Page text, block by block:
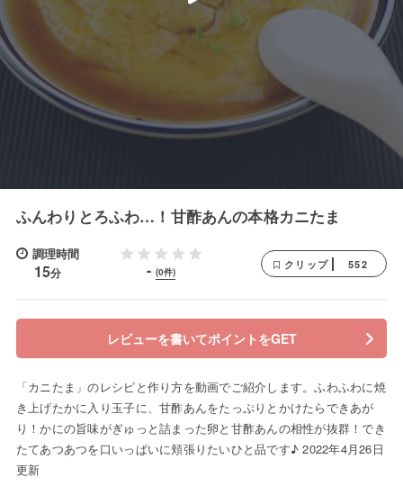
ふんわりとろふわ…！甘酢あんの本格カニたま
調理時間
15分 - (0件)
クリップ 552
レビューを書いてポイントをGET
「カニたま」のレシピと作り方を動画でご紹介します。ふわふわに焼
き上げたかに入り玉子に、甘酢あんをたっぷりとかけたらできあが
り！かにの旨味がぎゅっと詰まった卵と甘酢あんの相性が抜群！でき
たてあつあつを口いっぱいに頬張りたいひと品です♪ 2022年4月26日
更新